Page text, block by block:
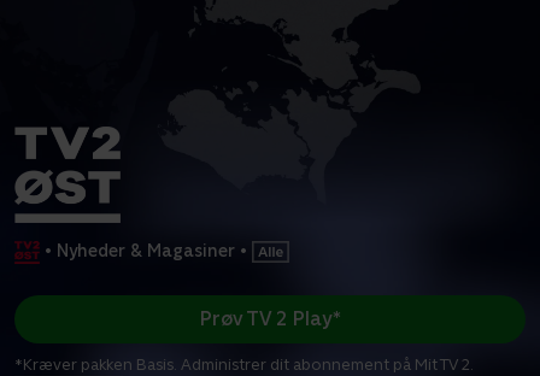
• Nyheder & Magasiner •
Prøv TV 2 Play*
*Kræver pakken Basis. Administrer dit abonnement på Mit TV 2.